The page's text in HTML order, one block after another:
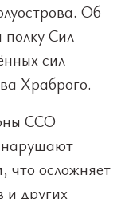
Об
Сил
сил
Храброго.
ССО
нарушают
что осложняет
и других